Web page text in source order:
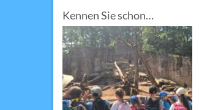
Kennen Sie schon…